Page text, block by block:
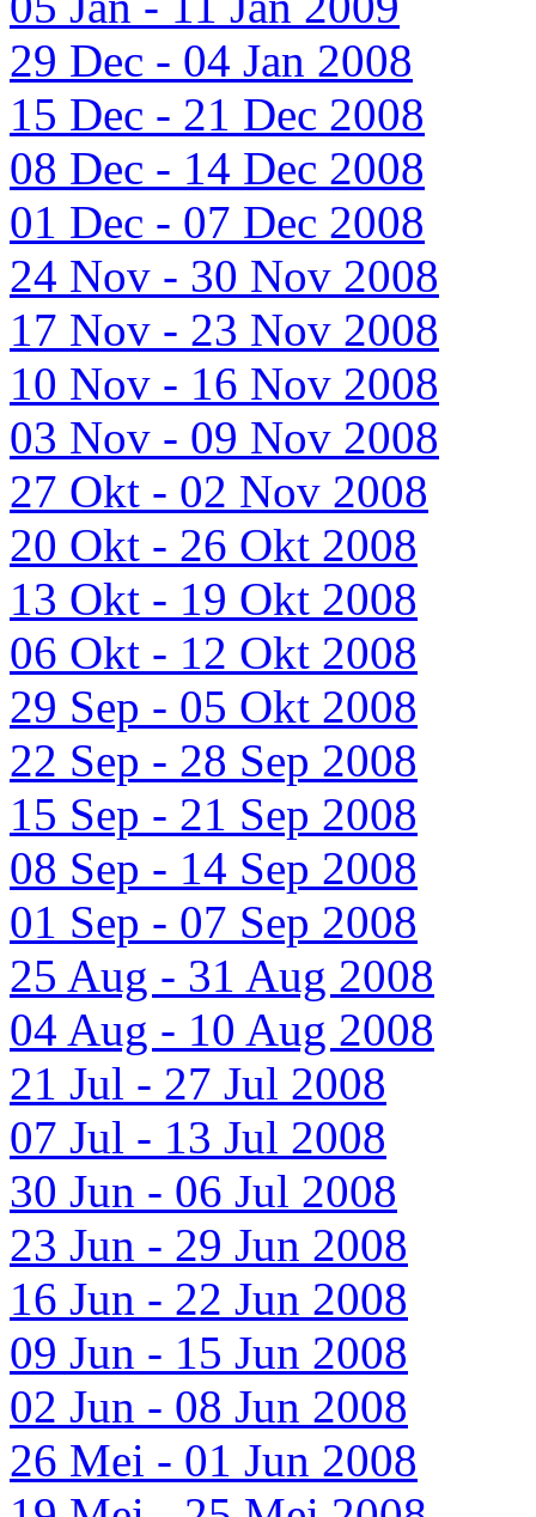
29 Dec - 04 Jan 2008
15 Dec - 21 Dec 2008
08 Dec - 14 Dec 2008
01 Dec - 07 Dec 2008
24 Nov - 30 Nov 2008
17 Nov - 23 Nov 2008
10 Nov - 16 Nov 2008
03 Nov - 09 Nov 2008
27 Okt - 02 Nov 2008
20 Okt - 26 Okt 2008
13 Okt - 19 Okt 2008
06 Okt - 12 Okt 2008
29 Sep - 05 Okt 2008
22 Sep - 28 Sep 2008
15 Sep - 21 Sep 2008
08 Sep - 14 Sep 2008
01 Sep - 07 Sep 2008
25 Aug - 31 Aug 2008
04 Aug - 10 Aug 2008
21 Jul - 27 Jul 2008
07 Jul - 13 Jul 2008
30 Jun - 06 Jul 2008
23 Jun - 29 Jun 2008
16 Jun - 22 Jun 2008
09 Jun - 15 Jun 2008
02 Jun - 08 Jun 2008
26 Mei - 01 Jun 2008